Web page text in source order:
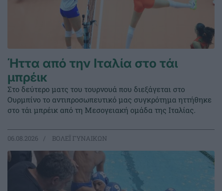
Ήττα από την Ιταλία στο τάι
μπρέικ
Στο δεύτερο ματς του τουρνουά που διεξάγεται στο
Ουρμπίνο το αντιπροσωπευτικό μας συγκρότημα ηττήθηκε
στο τάι μπρέικ από τη Μεσογειακή ομάδα της Ιταλίας.
06.08.2026 ΒΟΛΕΪ ΓΥΝΑΙΚΩΝ